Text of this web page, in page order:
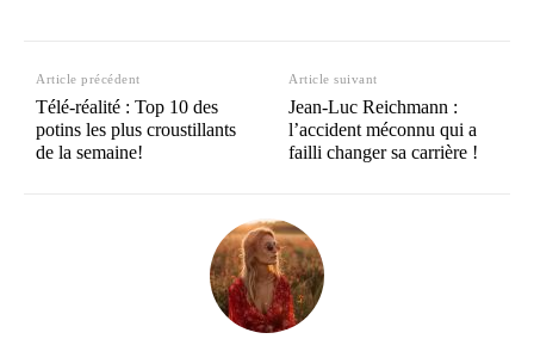
Article précédent
Télé-réalité : Top 10 des
potins les plus croustillants
de la semaine!
Article suivant
Jean-Luc Reichmann :
l’accident méconnu qui a
failli changer sa carrière !